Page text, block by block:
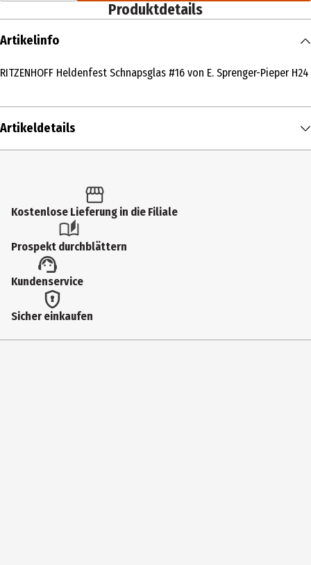
Produktdetails
Artikelinfo
RITZENHOFF Heldenfest Schnapsglas #16 von E. Sprenger-Pieper H24
Artikeldetails
Produkttyp
Schnapsgläser
Durchmesser
3.5 cm
Fassungsvermögen
Kostenlose Lieferung in die Filiale
Prospekt durchblättern
Kundenservice
Sicher einkaufen